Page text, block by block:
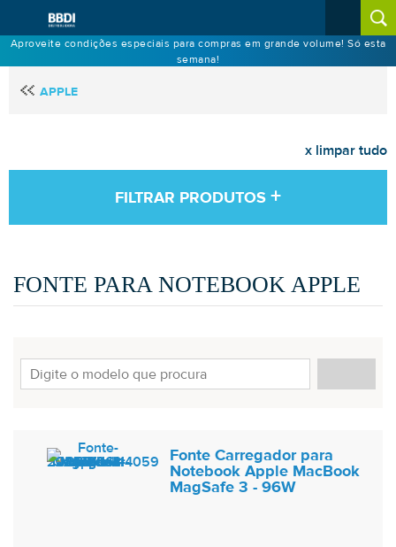
Aproveite condições especiais para compras em grande volume! Só esta
semana!
APPLE
x limpar tudo
FILTRAR PRODUTOS +
FONTE PARA NOTEBOOK APPLE
Fonte Carregador para
Notebook Apple MacBook
MagSafe 3 - 96W